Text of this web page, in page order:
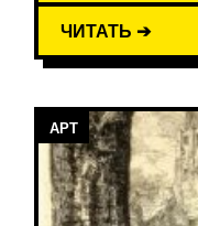
ЧИТАТЬ ➔
АРТ